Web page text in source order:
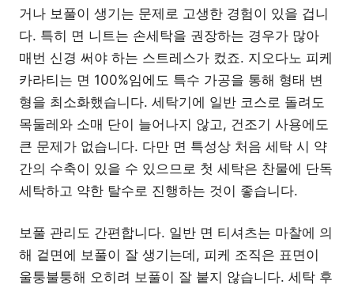
거나 보풀이 생기는 문제로 고생한 경험이 있을 겁니
다. 특히 면 니트는 손세탁을 권장하는 경우가 많아
매번 신경 써야 하는 스트레스가 컸죠. 지오다노 피케
카라티는 면 100%임에도 특수 가공을 통해 형태 변
형을 최소화했습니다. 세탁기에 일반 코스로 돌려도
목둘레와 소매 단이 늘어나지 않고, 건조기 사용에도
큰 문제가 없습니다. 다만 면 특성상 처음 세탁 시 약
간의 수축이 있을 수 있으므로 첫 세탁은 찬물에 단독
세탁하고 약한 탈수로 진행하는 것이 좋습니다.
보풀 관리도 간편합니다. 일반 면 티셔츠는 마찰에 의
해 겉면에 보풀이 잘 생기는데, 피케 조직은 표면이
울퉁불퉁해 오히려 보풀이 잘 붙지 않습니다. 세탁 후